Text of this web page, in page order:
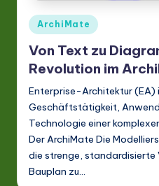
n
-
L
t
e
s
t
Posted
in
ArchiMate
Von Text zu
Revolution im
Enterprise-Architektur (EA)
Geschäftstätigkeit,
Technologie einer
Der ArchiMate Die
die strenge, standardisierte
Bauplan zu…